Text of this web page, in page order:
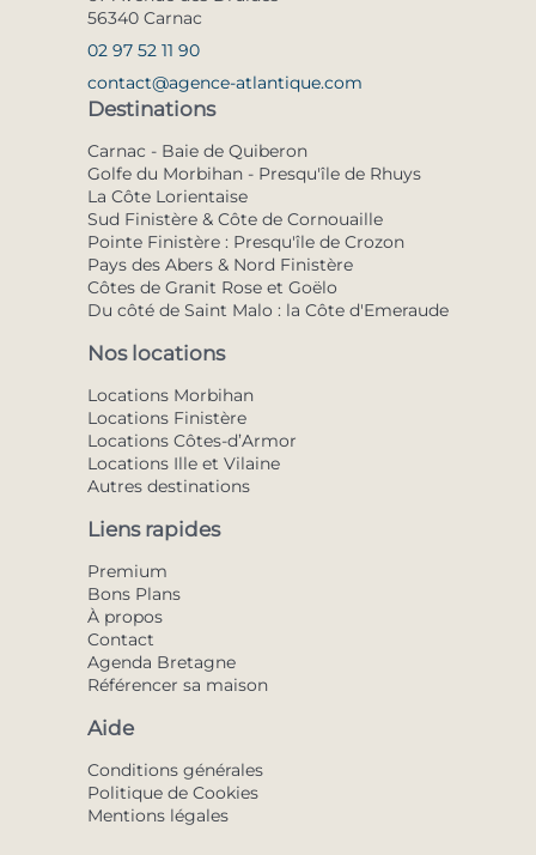
56340 Carnac
02 97 52 11 90
contact@agence-atlantique.com
Destinations
Carnac - Baie de Quiberon
Golfe du Morbihan - Presqu'île de Rhuys
La Côte Lorientaise
Sud Finistère & Côte de Cornouaille
Pointe Finistère : Presqu'île de Crozon
Pays des Abers & Nord Finistère
Côtes de Granit Rose et Goëlo
Du côté de Saint Malo : la Côte d'Emeraude
Nos locations
Locations Morbihan
Locations Finistère
Locations Côtes-d’Armor
Locations Ille et Vilaine
Autres destinations
Liens rapides
Premium
Bons Plans
À propos
Contact
Agenda Bretagne
Référencer sa maison
Aide
Conditions générales
Politique de Cookies
Mentions légales